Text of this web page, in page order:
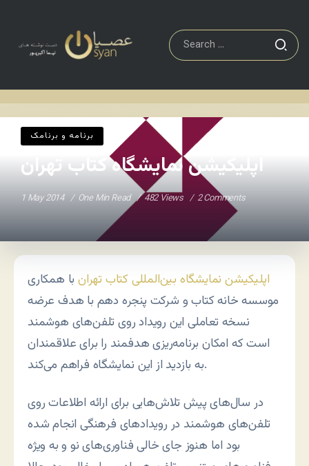
برنامه و برنامک
اپلیکیشن نمایشگاه کتاب تهران
1 May 2014 One Min Read 482 Views 2 Comments
اپلیکیشن نمایشگاه بین‌المللی کتاب تهران با همکاری
موسسه خانه کتاب و شرکت پنجره دهم با هدف عرضه
نسخه تعاملی این رویداد روی تلفن‌های هوشمند
است که امکان برنامه‌ریزی هدفمند را برای علاقمندان
به بازدید از این نمایشگاه فراهم می‌کند.
در سال‌های پیش تلاش‌هایی برای ارائه اطلاعات روی
تلفن‌های هوشمند در رویدادهای فرهنگی انجام شده
بود اما هنوز جای خالی فناوری‌های نو و به ویژه